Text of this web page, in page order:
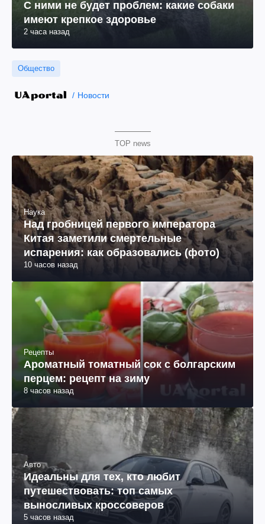
С ними не будет проблем: какие собаки
имеют крепкое здоровье
2 часа назад
Общество
Новости
TOP news
Наука
Над гробницей первого императора
Китая заметили смертельные
испарения: как образовались (фото)
10 часов назад
Рецепты
Ароматный томатный сок с болгарским
перцем: рецепт на зиму
8 часов назад
Авто
Идеальны для тех, кто любит
путешествовать: топ самых
выносливых кроссоверов
5 часов назад